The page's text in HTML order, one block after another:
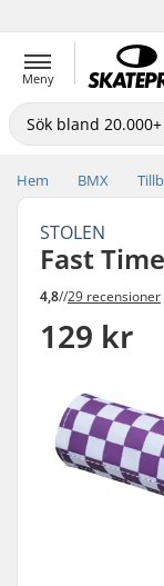
Meny
Hem BMX
STOLEN
Fast
4,8//29 recensioner
129 kr